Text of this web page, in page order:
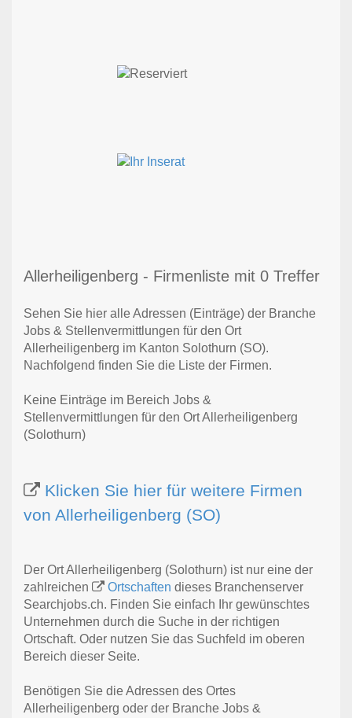
Allerheiligenberg - Firmenliste mit 0 Treffer
Sehen Sie hier alle Adressen (Einträge) der Branche
Jobs & Stellenvermittlungen für den Ort
Allerheiligenberg im Kanton Solothurn (SO).
Nachfolgend finden Sie die Liste der Firmen.
Keine Einträge im Bereich Jobs &
Stellenvermittlungen für den Ort Allerheiligenberg
(Solothurn)
Klicken Sie hier für weitere Firmen
von Allerheiligenberg (SO)
Der Ort Allerheiligenberg (Solothurn) ist nur eine der
zahlreichen
Ortschaften dieses Branchenserver
Searchjobs.ch. Finden Sie einfach Ihr gewünschtes
Unternehmen durch die Suche in der richtigen
Ortschaft. Oder nutzen Sie das Suchfeld im oberen
Bereich dieser Seite.
Benötigen Sie die Adressen des Ortes
Allerheiligenberg oder der Branche Jobs &